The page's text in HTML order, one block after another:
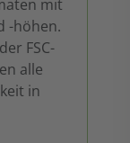
mit
-höhen.
FSC-
alle
in